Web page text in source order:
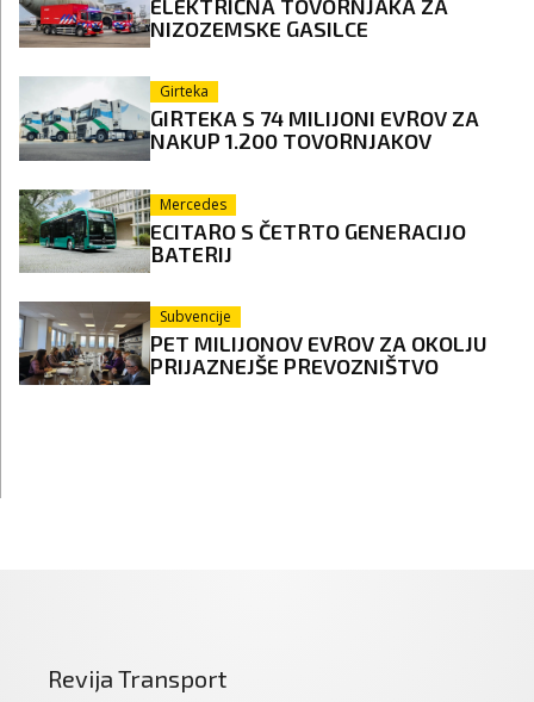
ELEKTRIČNA TOVORNJAKA ZA
NIZOZEMSKE GASILCE
Girteka
GIRTEKA S 74 MILIJONI EVROV ZA
NAKUP 1.200 TOVORNJAKOV
Mercedes
ECITARO S ČETRTO GENERACIJO
BATERIJ
Subvencije
PET MILIJONOV EVROV ZA OKOLJU
PRIJAZNEJŠE PREVOZNIŠTVO
Revija Transport